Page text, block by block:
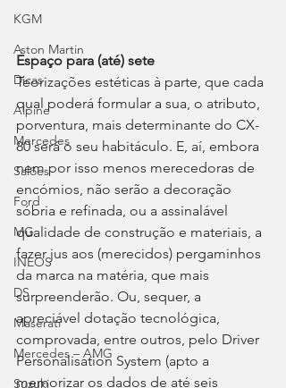
KGM
Aston Martin
Dicas
Alpine
Mercedes
Salões
Ford
MG
INEOS
DS
Maserati
Mercedes – AMG
Suzuki
Espaço para (até) sete
Teorizações estéticas à parte, que cada
qual poderá formular a sua, o atributo,
porventura, mais determinante do CX-
80 será o seu habitáculo. E, aí, embora
nem por isso menos merecedoras de
encómios, não serão a decoração
sóbria e refinada, ou a assinalável
qualidade de construção e materiais, a
fazer jus aos (merecidos) pergaminhos
da marca na matéria, que mais
surpreenderão. Ou, sequer, a
apreciável dotação tecnológica,
comprovada, entre outros, pelo Driver
Personalisation System (apto a
memorizar os dados de até seis